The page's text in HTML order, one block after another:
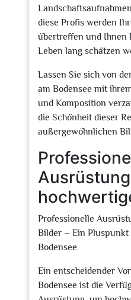
diese Profis werden
übertreffen und Ihnen
Leben lang schätzen
Lassen Sie sich von
am Bodensee mit
und Komposition
die Schönheit dieser
außergewöhnlichen
Professionelle
Bilder – Ein Pluspunkt
Bodensee
Ein entscheidender
Bodensee ist die